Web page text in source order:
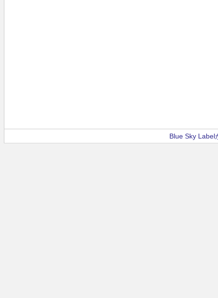
Blue Sky Label